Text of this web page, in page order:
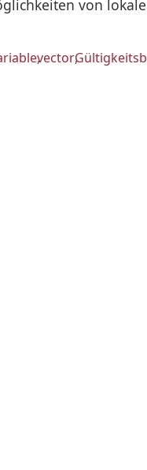
von
vector